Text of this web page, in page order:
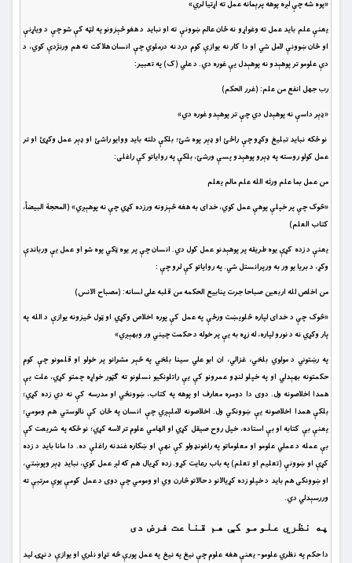
«پوه شه چې لږه پوهه پرېمانه عمل ته اړتیا لري»
یعنې علم باید عمل ته وغواړو نه ځان عالم ښوونې ته او نباید د هغو څېزونو په لټه کې شو چې د ویاړنې
او ځان ښوونې لامل شي او دا کار نه یوازې کوم درد نه درملوي چې انسان هلاکت ته هم ورنژدې کوي، د
دې علومو تر پوهېدو نه پوهېدل یې غوره دي. د علي (ک) په تعبیر:
رب جهل انفع من علم: (غرر الحكم)
«ډېر داسې نه پوهېدل دي چې تر پوهېدو غوره دي»
نو ځکه نباید تبلیغ وکړو چې راځئ او ډېر پوه شئ؛ بلکې دلته باید ووایو راشئ او ډېر عمل وکړئ او تر
عمل کولو روسته په ډېرو پوهېدو پسې ورشئ، بلکې په روایاتو کې راغلی:
من عمل بما علم ورثه الله علم مالم يعلم
«څوک چې پر خپلې پوهې عمل کوي، خدای به هغه څېزونه ورزده کړي چې نه پوهېږي» (المحجة البیضأ،
کتاب العلم)
یعنې د زده کړې یوه طریقه پر پوهېدنو عمل کول دي. انسان چې پر یوه ټکي پوه شو او عمل یې ورباندې
وکړ، د بریا یو ور به ورپرانستل شي. په روایاتو کې لرو چې :
من اخلص لله اربعين صباحا جرت ينابيع الحكمه من قلبه على لسانه: (مصباح الانس)
«څوک چې د خدای لپاره څلویښت ورځې په عمل کې پوره اخلاص وکړي او ټول څیزونه یوازې د الله په
پار وکړي نه د نورو لپاره، له زړه به یې پر خوله د حکمت چیني ور وبهېږي»
په رښتوني د مولوي بلخي، غزالي، ان ابو علي سینا بلخي په څېر مشرانو پر خولو او قلمونو چې کوم
حکمتونه بهېدلي او په خپلو لنډو عمرونو کې یې راتلونکیو نسلونو ته ګټور خواړه چمتو کړي، علت یې
همدا اخلاصونه ول. دوی دا دومره معارف او پوهه په کتاب، ښوونځي او مدرسه کې نه دي زده کړي؛
بلکې همدا اخلاصونه یې ښوونکي ول. اخلاصونه لاملېږي چې انسان په ځان کې نالوستي هم ومومي؛
یعنې بې کتابه او بې استاده، خپل روح صیقل کړي او الهامي علوم تر لاسه کړي؛ نو ځکه په شریعت کې
بې عمله د عملي علومو او معلوماتو په راغونډولو کې نهې او ښکاره غندنه راغلې ده. دا مانا باید د زده
کړې او ښوونې (تعلیم او تعلم) په باب رعایت کړو. زده کړیال هم که لږ عمل کوي، نباید ډېر وپوښتي،
او ښوونکی هم باید د خپلو زده کړیالانو د حالاتو څارن وي او ومومي چې دوی د عمل کومې یوې مرتبې ته
وررسېدلي دي.
په نظري علومو کې هم قناعت فرض دی
دا حکم په نظري علومو- یعنې هغه علوم چې نیغ په نیغ په عمل پورې څه تړاو نلري او یوازې د نړۍ لید